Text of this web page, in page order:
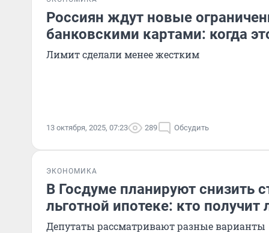
Россиян ждут новые
банковскими картами: когда
Лимит сделали менее жестким
13 октября, 2025, 07:23 289 Обсудить
ЭКОНОМИКА
В Госдуме планируют снизить
льготной ипотеке: кто получит
Депутаты рассматривают разные варианты